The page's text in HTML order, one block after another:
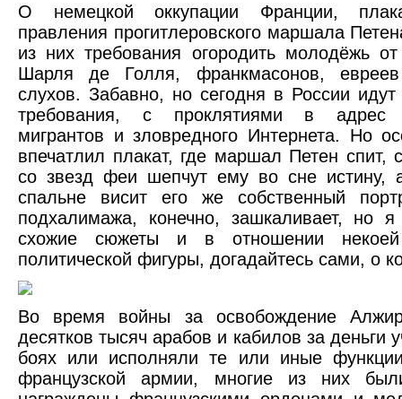
О немецкой оккупации Франции,
правления прогитлеровского маршала
из них требования огородить молодёжь от
Шарля де Голля, франкмасонов,
слухов. Забавно, но сегодня в России идут
требования, с проклятиями в адрес
мигрантов и зловредного Интернета. Но
впечатлил плакат, где маршал Петен спит,
со звезд феи шепчут ему во сне истину,
спальне висит его же собственный
подхалимажа, конечно, зашкаливает, но
схожие сюжеты и в отношении некоей
политической фигуры, догадайтесь сами, о
Во время войны за освобождение
десятков тысяч арабов и кабилов за деньги
боях или исполняли те или иные
французской армии, многие из них